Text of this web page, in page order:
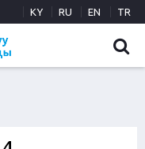
KY RU EN TR